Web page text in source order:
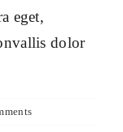
eget,
dolor